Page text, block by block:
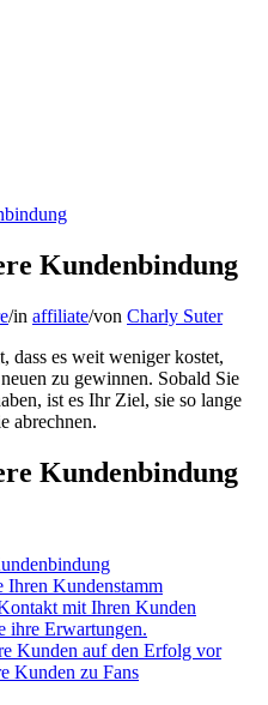
Kundenbindung
/in affiliate/von Charly Suter
dass es weit weniger kostet,
zu gewinnen. Sobald Sie
ist es Ihr Ziel, sie so lange
abrechnen.
Kundenbindung
Ihren Kundenstamm
mit Ihren Kunden
ihre Erwartungen.
Kunden auf den Erfolg vor
Kunden zu Fans